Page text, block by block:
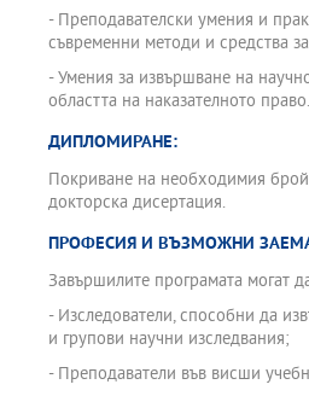
- Преподавателски умения и
съвременни методи и средства
- Умения за извършване на
областта на наказателното право.
ДИПЛОМИРАНЕ:
Покриване на необходимия
докторска дисертация.
ПРОФЕСИЯ И ВЪЗМОЖНИ
Завършилите програмата могат
- Изследователи, способни да
и групови научни изследвания;
- Преподаватели във висши